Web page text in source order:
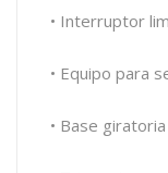
• Interruptor
• Equipo para
• Base giratoria